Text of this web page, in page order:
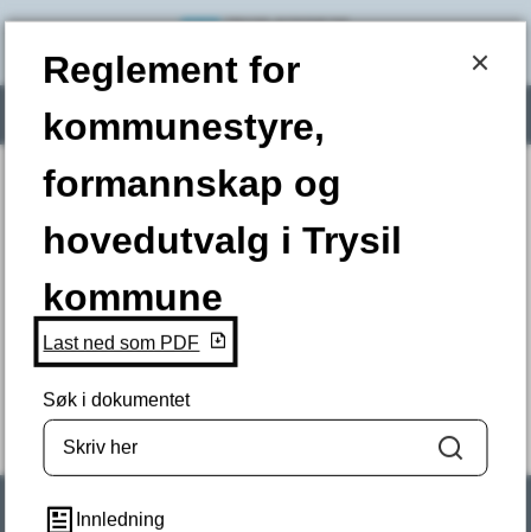
Søk
Du er her:
Hjem
Fant du det du lette etter? (Ikke skriv sensitiv
informasjon her.)
Reglement for kommunestyre,
Reglement for
kommunestyre,
formannskap og
hovedutvalg i Trysil
kommune
Last ned som PDF
Søk i dokumentet
Søk
Innledning